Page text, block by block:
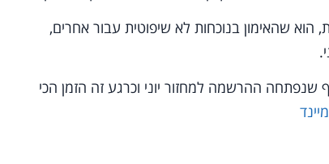
הוא שהאימון בנוכחות לא שיפוטית עבור אחרים,
ההרשמה למחזור יוני וכרגע זה הזמן הכי